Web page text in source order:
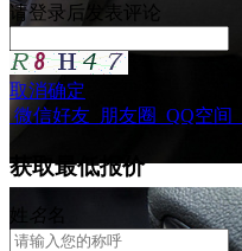
请登录 后发表评论
取消确定
微信好友 朋友圈 QQ空间
获取最低报价
名